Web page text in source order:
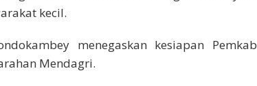
kecil.
menegaskan kesiapan Pemkab
Mendagri.